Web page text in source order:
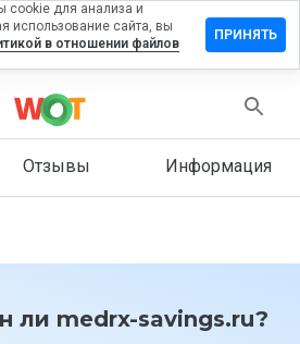
Отзывы Информация
ли medrx-savings.ru?
cookie для анализа и
использование сайта, вы
в отношении файлов
ПРИНЯТЬ